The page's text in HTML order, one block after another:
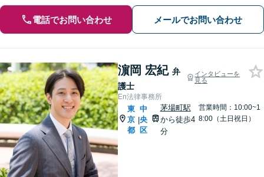
電話でお問い合わせ メールでお問い合わせ
濵岡 宏紀 弁
護士
インタビューを
見る
En法律事務所
東
京
都
|
中
央
区
茅場町駅
から徒歩4
分
営業時間：10:00~1
8:00（土日祝日）